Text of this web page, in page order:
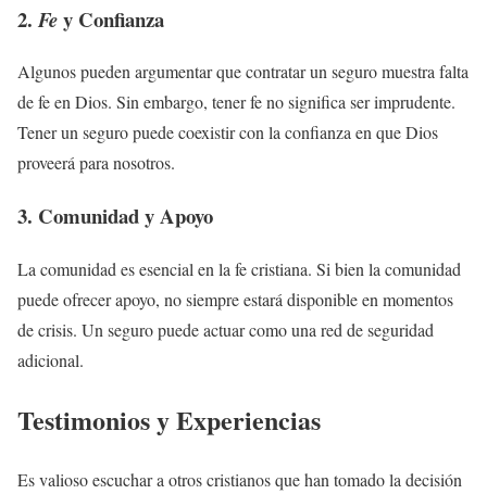
2.Fey Confianza
Algunos pueden argumentar que contratar un seguro muestra falta
de fe en Dios. Sin embargo, tener fe no significa ser imprudente.
Tener un seguro puede coexistir con la confianza en que Dios
proveerá para nosotros.
3. Comunidad y Apoyo
La comunidad es esencial en la fe cristiana. Si bien la comunidad
puede ofrecer apoyo, no siempre estará disponible en momentos
de crisis. Un seguro puede actuar como una red de seguridad
adicional.
Testimonios y Experiencias
Es valioso escuchar a otros cristianos que han tomado la decisión